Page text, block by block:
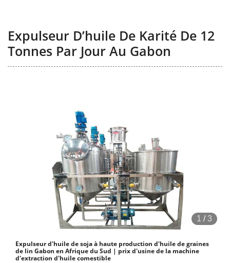
Expulseur D’huile De Karité De 12
Tonnes Par Jour Au Gabon
1 /3
Expulseur d'huile de soja à haute production d'huile de graines
de lin Gabon en Afrique du Sud | prix d'usine de la machine
d'extraction d'huile comestible